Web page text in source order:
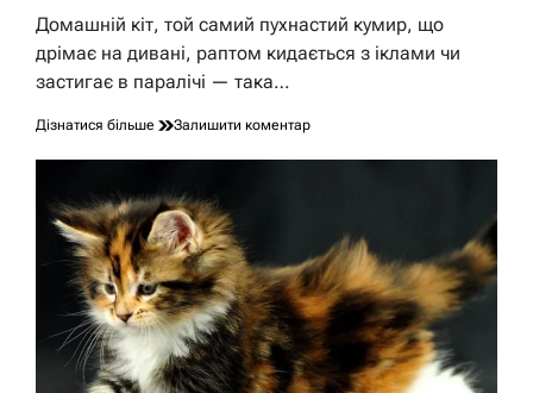
час
читання
Домашній кіт, той самий пухнастий кумир, що
дрімає на дивані, раптом кидається з іклами чи
застигає в паралічі — така…
Дізнатися більше Залишити коментардо
небезпека,
що
ховається
за
муркотінням